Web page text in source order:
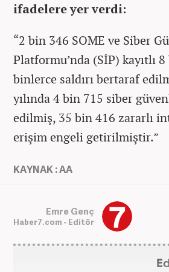
ifadelere yer verdi:
“2 bin 346 SOME ve Siber
Platformu’nda (SİP) kayıtlı
binlerce saldırı bertaraf
yılında 4 bin 715 siber
edilmiş, 35 bin 416 zararlı
erişim engeli getirilmiştir.”
KAYNAK : AA
Emre Genç
Haber7.com - Editör